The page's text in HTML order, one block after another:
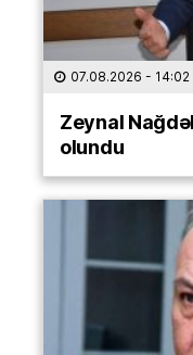
07.08.2026 - 14:02
Zeynal
olundu